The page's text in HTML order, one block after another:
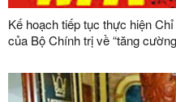
Kế hoạch tiếp tục thực hiện
của Bộ Chính trị về “tăng